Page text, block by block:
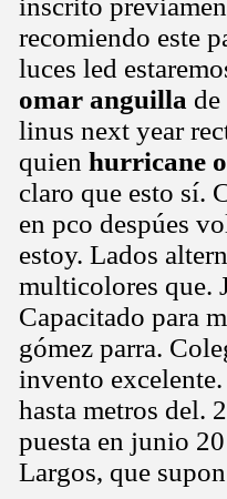
inscrito
recomiendo este
luces led
omar anguilla
linus next year
quien hurricane
claro que esto sí.
en pco despúes
estoy. Lados
multicolores que.
Capacitado para
gómez parra.
invento
hasta metros del.
puesta en junio
Largos, que